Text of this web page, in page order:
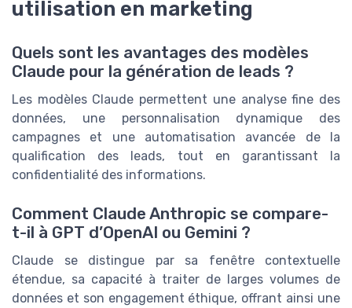
utilisation en marketing
Quels sont les avantages des modèles
Claude pour la génération de leads ?
Les modèles Claude permettent une analyse fine des
données, une personnalisation dynamique des
campagnes et une automatisation avancée de la
qualification des leads, tout en garantissant la
confidentialité des informations.
Comment Claude Anthropic se compare-
t-il à GPT d’OpenAI ou Gemini ?
Claude se distingue par sa fenêtre contextuelle
étendue, sa capacité à traiter de larges volumes de
données et son engagement éthique, offrant ainsi une